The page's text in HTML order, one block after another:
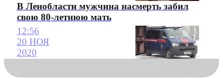
В Ленобласти мужчина насмерть забил
свою 80-летнюю мать
12:56
20 НОЯ
2020